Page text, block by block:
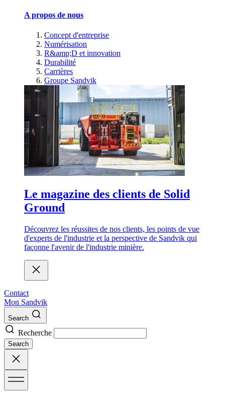
A propos de nous
Concept d'entreprise
Numérisation
R&amp;D et innovation
Durabilité
Carrières
Groupe Sandvik
Le magazine des clients de Solid
Ground
Découvrez les réussites de nos clients, les points de vue
d'experts de l'industrie et la perspective de Sandvik qui
façonne l'avenir de l'industrie minière.
Contact
Mon Sandvik
Search
Recherche
Search